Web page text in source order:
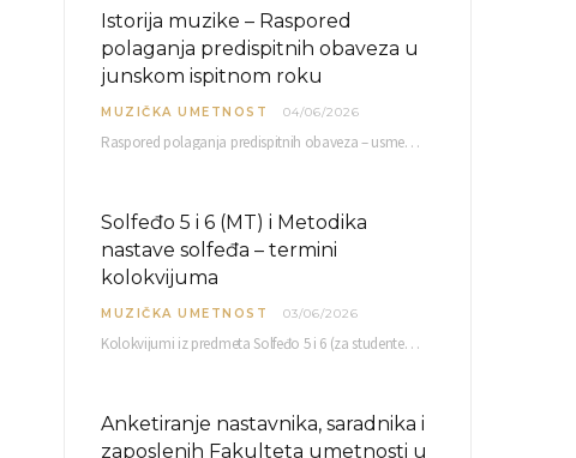
Istorija muzike – Raspored
polaganja predispitnih obaveza u
junskom ispitnom roku
MUZIČKA UMETNOST 04/06/2026
Raspored polaganja predispitnih obaveza – usmenog kolokvijuma i testa iz slušanja muzike – objavljen je…
Solfeđo 5 i 6 (MT) i Metodika
nastave solfeđa – termini
kolokvijuma
MUZIČKA UMETNOST 03/06/2026
Kolokvijumi iz predmeta Solfeđo 5 i 6 (za studente studijskog programa Muzička teorija) i Metodika…
Anketiranje nastavnika, saradnika i
zaposlenih Fakulteta umetnosti u